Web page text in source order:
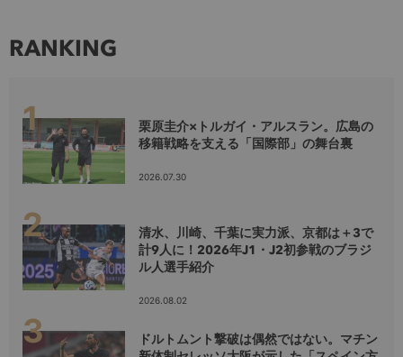
RANKING
栗原圭介×トルガイ・アルスラン。広島の
移籍戦略を支える「国際部」の舞台裏
2026.07.30
清水、川崎、千葉に実力派、京都は＋3で
計9人に！2026年J1・J2初参戦のブラジ
ル人選手紹介
2026.08.02
ドルトムント撃破は偶然ではない。マチン